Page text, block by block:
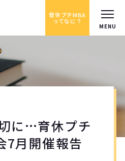
育休プチMBA
ってなに？
に…育休プチ
7月開催報告